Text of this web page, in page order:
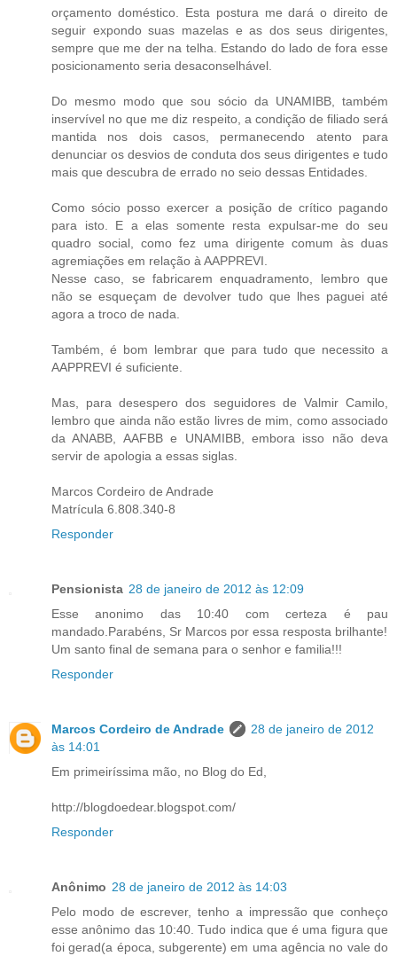
orçamento doméstico. Esta postura me dará o direito de
seguir expondo suas mazelas e as dos seus dirigentes,
sempre que me der na telha. Estando do lado de fora esse
posicionamento seria desaconselhável.
Do mesmo modo que sou sócio da UNAMIBB, também
inservível no que me diz respeito, a condição de filiado será
mantida nos dois casos, permanecendo atento para
denunciar os desvios de conduta dos seus dirigentes e tudo
mais que descubra de errado no seio dessas Entidades.
Como sócio posso exercer a posição de crítico pagando
para isto. E a elas somente resta expulsar-me do seu
quadro social, como fez uma dirigente comum às duas
agremiações em relação à AAPPREVI.
Nesse caso, se fabricarem enquadramento, lembro que
não se esqueçam de devolver tudo que lhes paguei até
agora a troco de nada.
Também, é bom lembrar que para tudo que necessito a
AAPPREVI é suficiente.
Mas, para desespero dos seguidores de Valmir Camilo,
lembro que ainda não estão livres de mim, como associado
da ANABB, AAFBB e UNAMIBB, embora isso não deva
servir de apologia a essas siglas.
Marcos Cordeiro de Andrade
Matrícula 6.808.340-8
Responder
Pensionista 28 de janeiro de 2012 às 12:09
Esse anonimo das 10:40 com certeza é pau
mandado.Parabéns, Sr Marcos por essa resposta brilhante!
Um santo final de semana para o senhor e familia!!!
Responder
Marcos Cordeiro de Andrade
28 de janeiro de 2012
às 14:01
Em primeiríssima mão, no Blog do Ed,
http://blogdoedear.blogspot.com/
Responder
Anônimo 28 de janeiro de 2012 às 14:03
Pelo modo de escrever, tenho a impressão que conheço
esse anônimo das 10:40. Tudo indica que é uma figura que
foi gerad(a época, subgerente) em uma agência no vale do